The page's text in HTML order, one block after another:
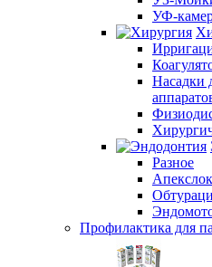
УФ-
Насадки
Разное
Профилактика для